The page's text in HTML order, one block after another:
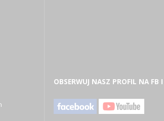
OBSERWUJ NASZ PROFIL NA FB